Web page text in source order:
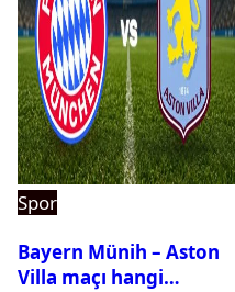
Spor
Bayern Münih – Aston
Villa maçı hangi